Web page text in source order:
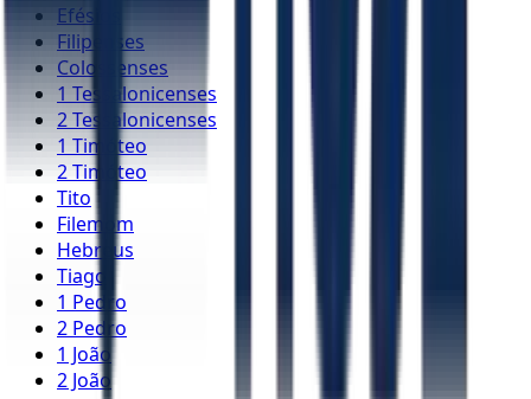
Efésios
Filipenses
Colossenses
1 Tessalonicenses
2 Tessalonicenses
1 Timóteo
2 Timóteo
Tito
Filemom
Hebreus
Tiago
1 Pedro
2 Pedro
1 João
2 João